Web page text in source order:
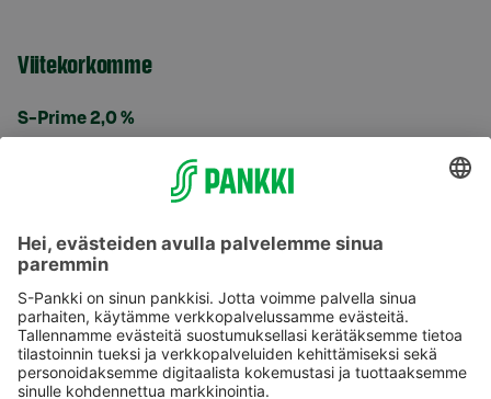
Viitekorkomme
S-Prime 2,0 %
Käyttöehdot